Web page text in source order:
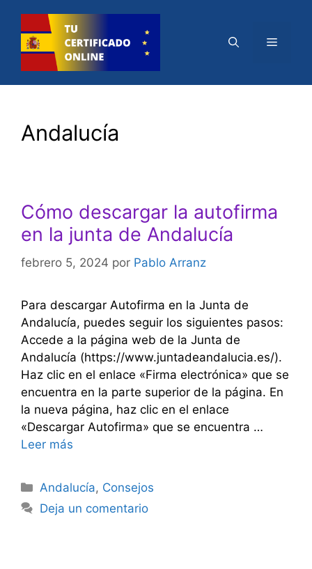
contenido
Menú
Andalucía
Cómo descargar la autofirma
en la junta de Andalucía
febrero 5, 2024 por Pablo Arranz
Para descargar Autofirma en la Junta de
Andalucía, puedes seguir los siguientes pasos:
Accede a la página web de la Junta de
Andalucía (https://www.juntadeandalucia.es/).
Haz clic en el enlace «Firma electrónica» que se
encuentra en la parte superior de la página. En
la nueva página, haz clic en el enlace
«Descargar Autofirma» que se encuentra …
Leer más
Categorías
Andalucía, Consejos
Deja un comentario